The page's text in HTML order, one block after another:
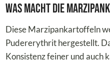
Was macht die
Diese Marzipankartoffeln
Pudererythrit hergestellt.
Konsistenz feiner und